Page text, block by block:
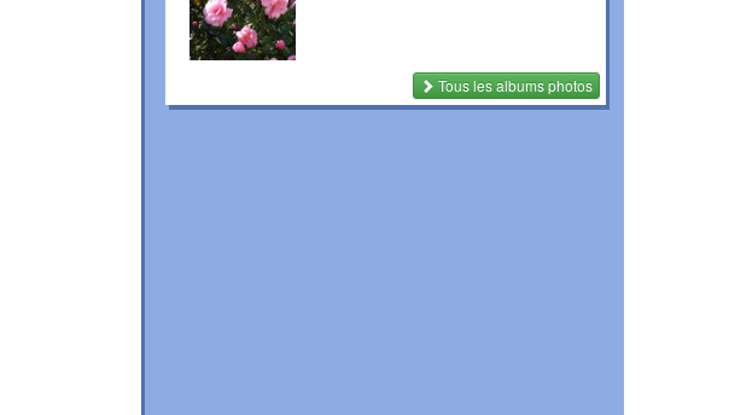
Tous les albums photos